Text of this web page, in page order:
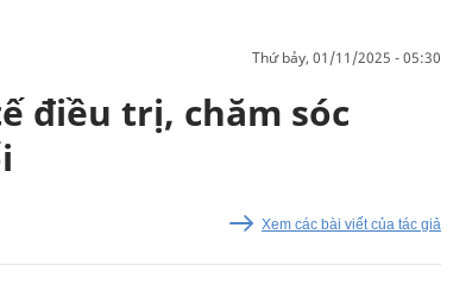
thứ bảy, 01/11/2025 - 05:30
điều trị, chăm sóc
Xem các bài viết của tác giả